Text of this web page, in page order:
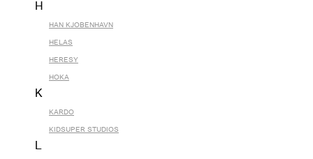
H
HAN KJOBENHAVN
HELAS
HERESY
HOKA
K
KARDO
KIDSUPER STUDIOS
L